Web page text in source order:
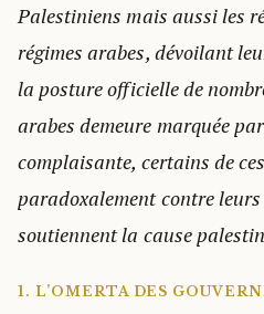
Palestiniens mais aussi les
régimes arabes, dévoilant
la posture officielle de
arabes demeure marquée
complaisante, certains de
paradoxalement contre
soutiennent la cause
1. L’OMERTA DES